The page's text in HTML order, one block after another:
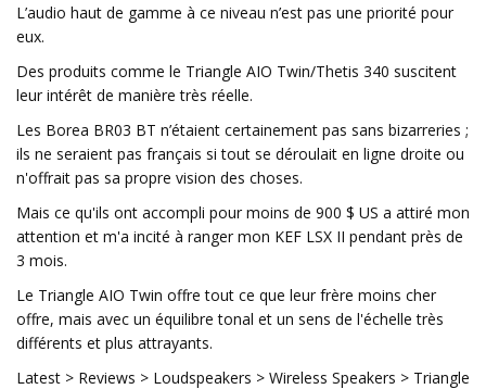
L’audio haut de gamme à ce niveau n’est pas une priorité pour
eux.
Des produits comme le Triangle AIO Twin/Thetis 340 suscitent
leur intérêt de manière très réelle.
Les Borea BR03 BT n’étaient certainement pas sans bizarreries ;
ils ne seraient pas français si tout se déroulait en ligne droite ou
n'offrait pas sa propre vision des choses.
Mais ce qu'ils ont accompli pour moins de 900 $ US a attiré mon
attention et m'a incité à ranger mon KEF LSX II pendant près de
3 mois.
Le Triangle AIO Twin offre tout ce que leur frère moins cher
offre, mais avec un équilibre tonal et un sens de l'échelle très
différents et plus attrayants.
Latest > Reviews > Loudspeakers > Wireless Speakers > Triangle